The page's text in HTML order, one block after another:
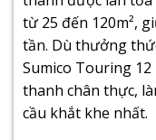
từ 25 đến 120m²,
tần. Dù thưởng
Sumico Touring
thanh chân thực,
cầu khắt khe nhất.